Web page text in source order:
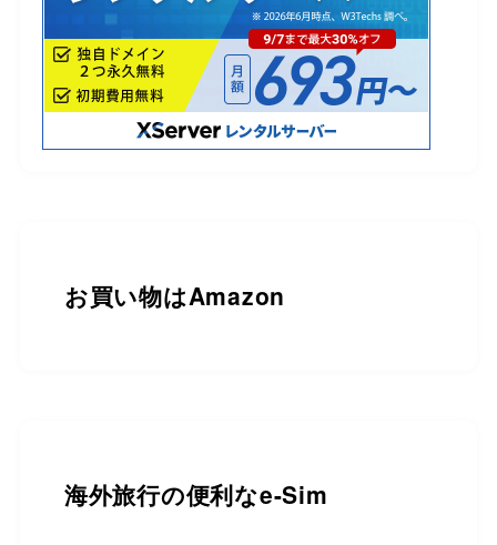
お買い物はAmazon
海外旅行の便利なe-Sim